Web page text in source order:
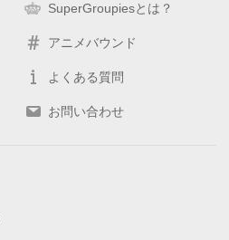
SuperGroupiesとは？
アニメバウンド
よくある質問
お問い合わせ